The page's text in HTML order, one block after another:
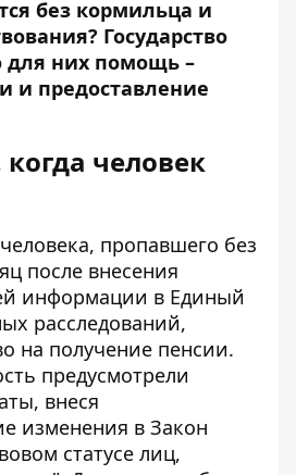
без кормильца и
Государство
для них помощь –
и предоставление
человек
пропавшего без
после внесения
информации в Единый
расследований,
на получение пенсии.
предусмотрели
внеся
изменения в Закон
статусе лиц,